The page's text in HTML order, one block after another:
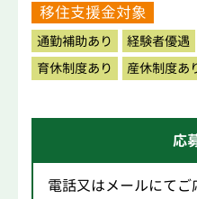
移住支援金対象
通勤補助あり 経験者優遇
育休制度あり
産休制度あ
応
電話又はメールにてご